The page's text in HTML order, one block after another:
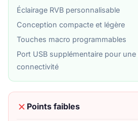
Éclairage RVB personnalisable
Conception compacte et légère
Touches macro programmables
Port USB supplémentaire pour une
connectivité
Points faibles